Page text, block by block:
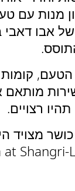
אבו דאבי
מותאם
רצויים.
מצויד